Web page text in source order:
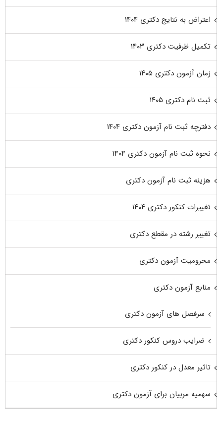
اعتراض به نتایج دکتری ۱۴۰۴
تکمیل ظرفیت دکتری ۱۴۰۳
زمان آزمون دکتری ۱۴۰۵
ثبت نام دکتری ۱۴۰۵
دفترچه ثبت نام آزمون دکتری ۱۴۰۴
نحوه ثبت نام آزمون دکتری ۱۴۰۴
هزینه ثبت نام آزمون دکتری
تغییرات کنکور دکتری ۱۴۰۴
تغییر رشته در مقطع دکتری
محرومیت آزمون دکتری
منابع آزمون دکتری
سرفصل های آزمون دکتری
ضرایب دروس کنکور دکتری
تاثیر معدل در کنکور دکتری
سهمیه مربیان برای آزمون دکتری